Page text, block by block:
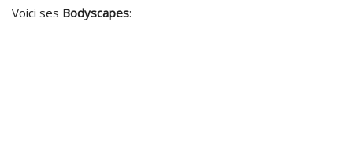
Voici ses Bodyscapes: